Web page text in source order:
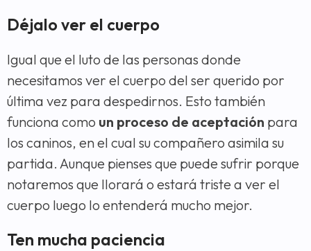
Déjalo ver el cuerpo
Igual que el luto de las personas donde
necesitamos ver el cuerpo del ser querido por
última vez para despedirnos. Esto también
funciona como un proceso de aceptación para
los caninos, en el cual su compañero asimila su
partida. Aunque pienses que puede sufrir porque
notaremos que llorará o estará triste a ver el
cuerpo luego lo entenderá mucho mejor.
Ten mucha paciencia